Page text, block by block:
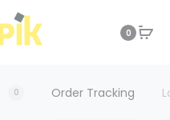
0
0 Order Tracking